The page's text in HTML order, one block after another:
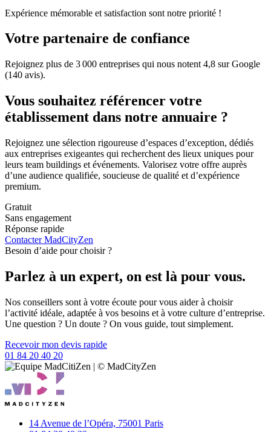
Expérience mémorable et satisfaction sont notre priorité !
Votre partenaire de confiance
Rejoignez plus de 3 000 entreprises qui nous notent 4,8 sur Google
(140 avis).
Vous souhaitez référencer votre
établissement dans notre annuaire ?
Rejoignez une sélection rigoureuse d’espaces d’exception, dédiés
aux entreprises exigeantes qui recherchent des lieux uniques pour
leurs team buildings et événements. Valorisez votre offre auprès
d’une audience qualifiée, soucieuse de qualité et d’expérience
premium.
Gratuit
Sans engagement
Réponse rapide
Contacter MadCityZen
Besoin d’aide pour choisir ?
Parlez à un expert, on est là pour vous.
Nos conseillers sont à votre écoute pour vous aider à choisir
l’activité idéale, adaptée à vos besoins et à votre culture d’entreprise.
Une question ? Un doute ? On vous guide, tout simplement.
Recevoir mon devis rapide
01 84 20 40 20
14 Avenue de l’Opéra, 75001 Paris